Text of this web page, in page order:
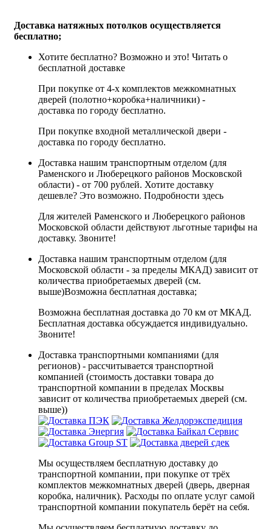
Доставка натяжных потолков осуществляется
бесплатно;
Хотите бесплатно? Возможно и это! Читать о
бесплатной доставке
При покупке от 4-х комплектов межкомнатных
дверей (полотно+коробка+наличники) -
доставка по городу бесплатно.
При покупке входной металлической двери -
доставка по городу бесплатно.
Доставка нашим транспортным отделом (для
Раменского и Люберецкого районов Московской
области) - от 700 рублей. Хотите доставку
дешевле? Это возможно. Подробности здесь
Для жителей Раменского и Люберецкого районов
Московской области действуют льготные тарифы на
доставку. Звоните!
Доставка нашим транспортным отделом (для
Московской области - за пределы МКАД) зависит от
количества приобретаемых дверей (см.
выше)Возможна бесплатная доставка;
Возможна бесплатная доставка до 70 км от МКАД.
Бесплатная доставка обсуждается индивидуально.
Звоните!
Доставка транспортными компаниями (для
регионов) - рассчитывается транспортной
компанией (стоимость доставки товара до
транспортной компании в пределах Москвы
зависит от количества приобретаемых дверей (см.
выше))
Мы осуществляем бесплатную доставку до
транспортной компании, при покупке от трёх
комплектов межкомнатных дверей (дверь, дверная
коробка, наличник). Расходы по оплате услуг самой
транспортной компании покупатель берёт на себя.